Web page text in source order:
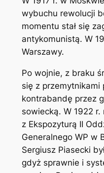
wybuchu rewolucji
momentu stał się
antykomunistą. W
Warszawy.
Po wojnie, z braku
się z przemytnikami
kontrabandę przez
sowiecką. W 1922 r.
z Ekspozyturą II
Generalnego WP w
Sergiusz Piasecki
gdyż sprawnie i